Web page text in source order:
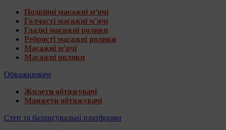
Подвійні масажні м'ячі
Голчасті масажні м'ячі
Гладкі масажні ролики
Ребристі масажні ролики
Масажні м'ячі
Масажні ролики
Обважнювачі
Жилети обтяжувачі
Манжети обтяжувачі
Степ та балансувальні платформи